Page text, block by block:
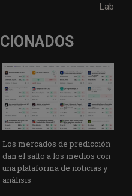
Lab
Los mercados de predicción
dan el salto a los medios con
una plataforma de noticias y
análisis